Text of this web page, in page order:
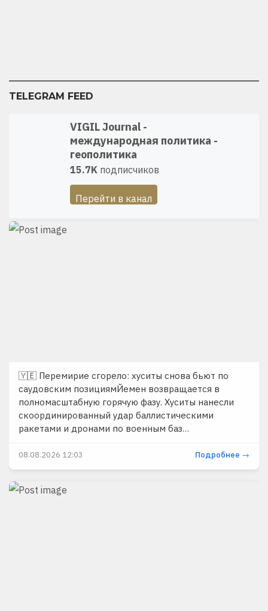
TELEGRAM FEED
VIGIL Journal -
международная политика -
геополитика
15.7K подписчиков
Перейти в канал
🇾🇪 Перемирие сгорело: хуситы снова бьют по
саудовским позициямЙемен возвращается в
полномасштабную горячую фазу. Хуситы нанесли
скоординированный удар баллистическими
ракетами и дронами по военным баз…
08.08.2026 12:03 Подробнее →